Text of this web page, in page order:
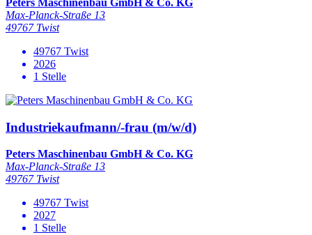
Peters Maschinenbau GmbH & Co. KG
Max-Planck-Straße 13
49767 Twist
49767 Twist
2026
1 Stelle
Industriekaufmann/-frau (m/w/d)
Peters Maschinenbau GmbH & Co. KG
Max-Planck-Straße 13
49767 Twist
49767 Twist
2027
1 Stelle